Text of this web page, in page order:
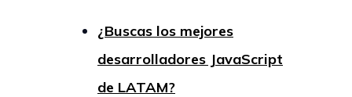
¿Buscas los mejores
desarrolladores JavaScript
de LATAM?